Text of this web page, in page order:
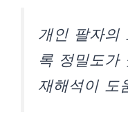
개인 팔자의
록 정밀도가
재해석이 도